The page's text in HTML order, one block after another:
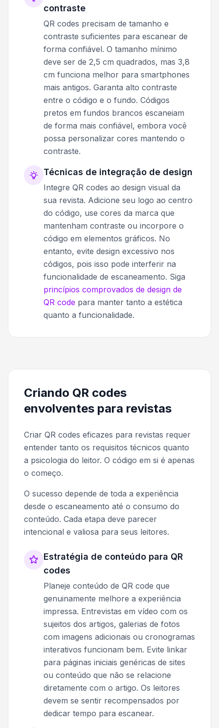
contraste
QR codes precisam de tamanho e
contraste suficientes para escanear de
forma confiável. O tamanho mínimo
deve ser de 2,5 cm quadrados, mas 3,8
cm funciona melhor para smartphones
mais antigos. Garanta alto contraste
entre o código e o fundo. Códigos
pretos em fundos brancos escaneiam
de forma mais confiável, embora você
possa personalizar cores mantendo o
contraste.
Técnicas de integração de design
Integre QR codes ao design visual da
sua revista. Adicione seu logo ao centro
do código, use cores da marca que
mantenham contraste ou incorpore o
código em elementos gráficos. No
entanto, evite design excessivo nos
códigos, pois isso pode interferir na
funcionalidade de escaneamento. Siga
princípios comprovados de design de
QR code para manter tanto a estética
quanto a funcionalidade.
Criando QR codes
envolventes para revistas
Criar QR codes eficazes para revistas requer
entender tanto os requisitos técnicos quanto
a psicologia do leitor. O código em si é apenas
o começo.
O sucesso depende de toda a experiência
desde o escaneamento até o consumo do
conteúdo. Cada etapa deve parecer
intencional e valiosa para seus leitores.
Estratégia de conteúdo para QR
codes
Planeje conteúdo de QR code que
genuinamente melhore a experiência
impressa. Entrevistas em vídeo com os
sujeitos dos artigos, galerias de fotos
com imagens adicionais ou cronogramas
interativos funcionam bem. Evite linkar
para páginas iniciais genéricas de sites
ou conteúdo que não se relacione
diretamente com o artigo. Os leitores
devem se sentir recompensados por
dedicar tempo para escanear.